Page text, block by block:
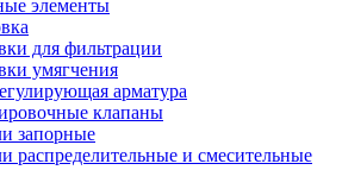
элементы
для фильтрации
умягчения
арматура
клапаны
запорные
распределительные и смесительные